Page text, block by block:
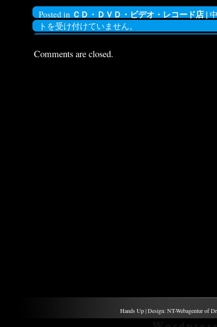
Posted in ＣＤ・ＤＶＤ・ビデオ・レコード店 |
トを受け付けていません。
Comments are closed.
Hands Up | Design: NT-Webagentur of